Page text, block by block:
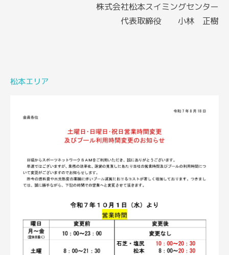
株式会社松本スイミングセンター
代表取締役 小林 正樹
松本エリア